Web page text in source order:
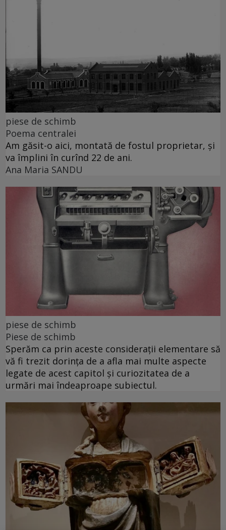
piese de schimb
Poema centralei
Am găsit-o aici, montată de fostul proprietar, și
va împlini în curînd 22 de ani.
Ana Maria SANDU
piese de schimb
Piese de schimb
Sperăm ca prin aceste considerații elementare să
vă fi trezit dorința de a afla mai multe aspecte
legate de acest capitol și curiozitatea de a
urmări mai îndeaproape subiectul.